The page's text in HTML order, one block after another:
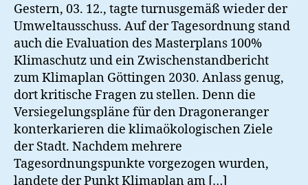
Gestern, 03. 12., tagte turnusgemäß wieder der
Umweltausschuss. Auf der Tagesordnung stand
auch die Evaluation des Masterplans 100%
Klimaschutz und ein Zwischenstandbericht
zum Klimaplan Göttingen 2030. Anlass genug,
dort kritische Fragen zu stellen. Denn die
Versiegelungspläne für den Dragoneranger
konterkarieren die klimaökologischen Ziele
der Stadt. Nachdem mehrere
Tagesordnungspunkte vorgezogen wurden,
landete der Punkt Klimaplan am […]